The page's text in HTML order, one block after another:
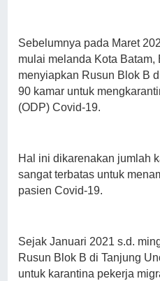
Sebelumnya pada Maret
mulai melanda Kota Batam,
menyiapkan Rusun Blok B
90 kamar untuk
(ODP) Covid-19.
Hal ini dikarenakan jumlah
sangat terbatas untuk
pasien Covid-19.
Sejak Januari 2021 s.d.
Rusun Blok B di Tanjung
untuk karantina pekerja